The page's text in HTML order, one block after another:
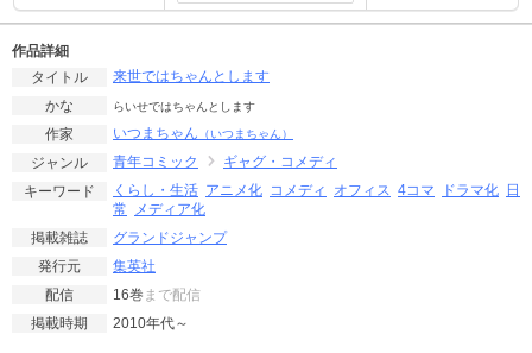
作品詳細
タイトル
来世ではちゃんとします
かな
らいせではちゃんとします
作家 いつまちゃん （いつまちゃん）
ジャンル 青年コミック
ギャグ・コメディ
キーワード
くらし・生活 アニメ化 コメディ オフィス 4コマ ドラマ化 日
常
メディア化
掲載雑誌
グランドジャンプ
発行元
集英社
配信
16巻 まで配信
掲載時期
2010年代～